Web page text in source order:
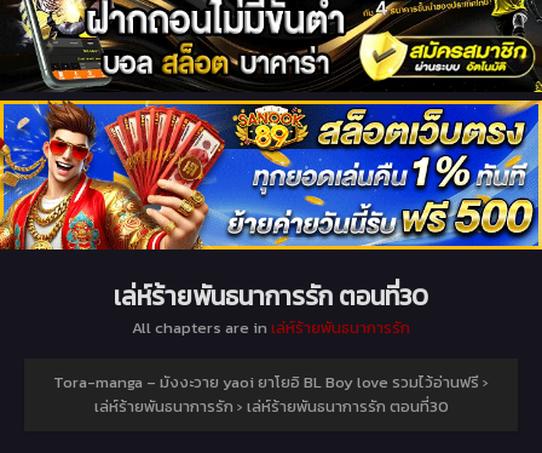
เล่ห์ร้ายพันธนาการรัก ตอนที่30
All chapters are in เล่ห์ร้ายพันธนาการรัก
Tora-manga – มังงะวาย yaoi ยาโยอิ BL Boy love รวมไว้อ่านฟรี ›
เล่ห์ร้ายพันธนาการรัก › เล่ห์ร้ายพันธนาการรัก ตอนที่30